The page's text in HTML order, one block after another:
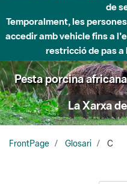
de
Temporalment, les
accedir amb vehicle fins a
restricció de pas a
Pesta porcina africana
La Xarxa
FrontPage Glosari C